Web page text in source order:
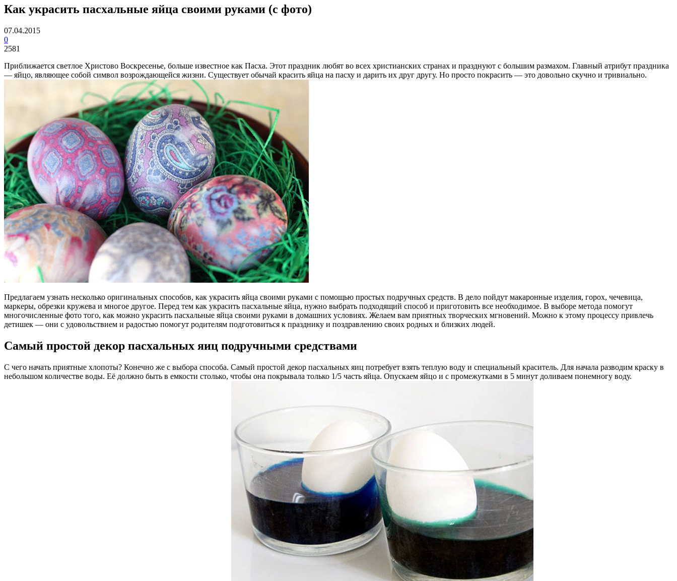
Как украсить пасхальные яйца своими руками (с фото)
07.04.2015
0
2581
Приближается светлое Христово Воскресенье, больше известное как Пасха. Этот праздник любят во всех христианских странах и празднуют с большим размахом. Главный атрибут праздника
— яйцо, являющее собой символ возрождающейся жизни. Существует обычай красить яйца на пасху и дарить их друг другу. Но просто покрасить — это довольно скучно и тривиально.
Предлагаем узнать несколько оригинальных способов, как украсить яйца своими руками с помощью простых подручных средств. В дело пойдут макаронные изделия, горох, чечевица,
маркеры, обрезки кружева и многое другое. Перед тем как украсить пасхальные яйца, нужно выбрать подходящий способ и приготовить все необходимое. В выборе метода помогут
многочисленные фото того, как можно украсить пасхальные яйца своими руками в домашних условиях. Желаем вам приятных творческих мгновений. Можно к этому процессу привлечь
детишек — они с удовольствием и радостью помогут родителям подготовиться к празднику и поздравлению своих родных и близких людей.
Самый простой декор пасхальных яиц подручными средствами
С чего начать приятные хлопоты? Конечно же с выбора способа. Самый простой декор пасхальных яиц потребует взять теплую воду и специальный краситель. Для начала разводим краску в
небольшом количестве воды. Её должно быть в емкости столько, чтобы она покрывала только 1/5 часть яйца. Опускаем яйцо и с промежутками в 5 минут доливаем понемногу воду.